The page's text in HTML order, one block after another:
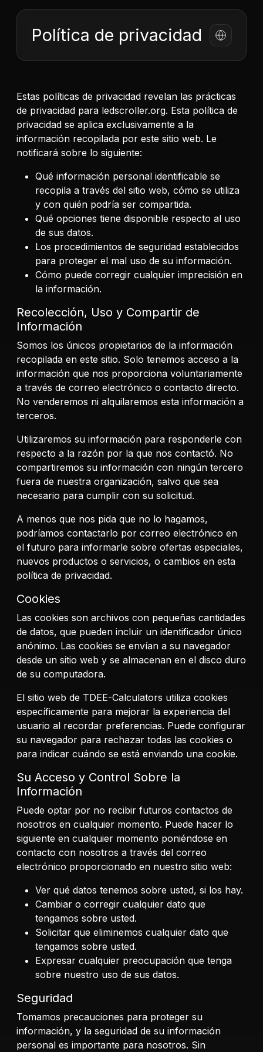
Política de privacidad
Estas políticas de privacidad revelan las prácticas
de privacidad para ledscroller.org. Esta política de
privacidad se aplica exclusivamente a la
información recopilada por este sitio web. Le
notificará sobre lo siguiente:
Qué información personal identificable se
recopila a través del sitio web, cómo se utiliza
y con quién podría ser compartida.
Qué opciones tiene disponible respecto al uso
de sus datos.
Los procedimientos de seguridad establecidos
para proteger el mal uso de su información.
Cómo puede corregir cualquier imprecisión en
la información.
Recolección, Uso y Compartir de
Información
Somos los únicos propietarios de la información
recopilada en este sitio. Solo tenemos acceso a la
información que nos proporciona voluntariamente
a través de correo electrónico o contacto directo.
No venderemos ni alquilaremos esta información a
terceros.
Utilizaremos su información para responderle con
respecto a la razón por la que nos contactó. No
compartiremos su información con ningún tercero
fuera de nuestra organización, salvo que sea
necesario para cumplir con su solicitud.
A menos que nos pida que no lo hagamos,
podríamos contactarlo por correo electrónico en
el futuro para informarle sobre ofertas especiales,
nuevos productos o servicios, o cambios en esta
política de privacidad.
Cookies
Las cookies son archivos con pequeñas cantidades
de datos, que pueden incluir un identificador único
anónimo. Las cookies se envían a su navegador
desde un sitio web y se almacenan en el disco duro
de su computadora.
El sitio web de TDEE-Calculators utiliza cookies
específicamente para mejorar la experiencia del
usuario al recordar preferencias. Puede configurar
su navegador para rechazar todas las cookies o
para indicar cuándo se está enviando una cookie.
Su Acceso y Control Sobre la
Información
Puede optar por no recibir futuros contactos de
nosotros en cualquier momento. Puede hacer lo
siguiente en cualquier momento poniéndose en
contacto con nosotros a través del correo
electrónico proporcionado en nuestro sitio web:
Ver qué datos tenemos sobre usted, si los hay.
Cambiar o corregir cualquier dato que
tengamos sobre usted.
Solicitar que eliminemos cualquier dato que
tengamos sobre usted.
Expresar cualquier preocupación que tenga
sobre nuestro uso de sus datos.
Seguridad
Tomamos precauciones para proteger su
información, y la seguridad de su información
personal es importante para nosotros. Sin